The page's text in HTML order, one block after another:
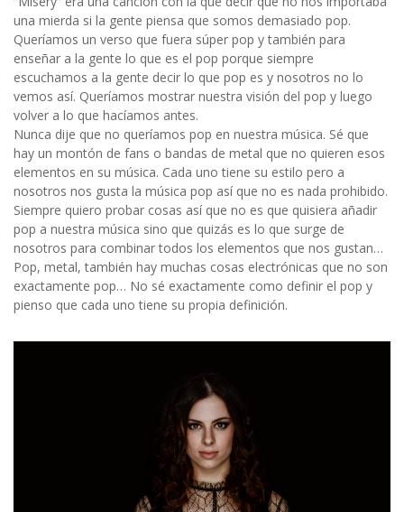
una mierda si la gente piensa que somos demasiado pop.
Queríamos un verso que fuera súper pop y también para
enseñar a la gente lo que es el pop porque siempre
escuchamos a la gente decir lo que pop es y nosotros no lo
vemos así. Queríamos mostrar nuestra visión del pop y luego
volver a lo que hacíamos antes.
Nunca dije que no queríamos pop en nuestra música. Sé que
hay un montón de fans o bandas de metal que no quieren esos
elementos en su música. Cada uno tiene su estilo pero a
nosotros nos gusta la música pop así que no es nada prohibido.
Siempre quiero probar cosas así que no es que quisiera añadir
pop a nuestra música sino que quizás es lo que surge de
nosotros para combinar todos los elementos que nos gustan…
Pop, metal, también hay muchas cosas electrónicas que no son
exactamente pop… No sé exactamente como definir el pop y
pienso que cada uno tiene su propia definición.